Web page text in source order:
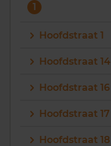
1
Hoofdstraat 1
Hoofdstraat 14
Hoofdstraat 16
Hoofdstraat 17
Hoofdstraat 18